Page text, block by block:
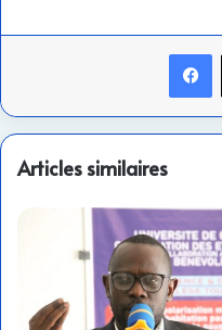
Articles similaires